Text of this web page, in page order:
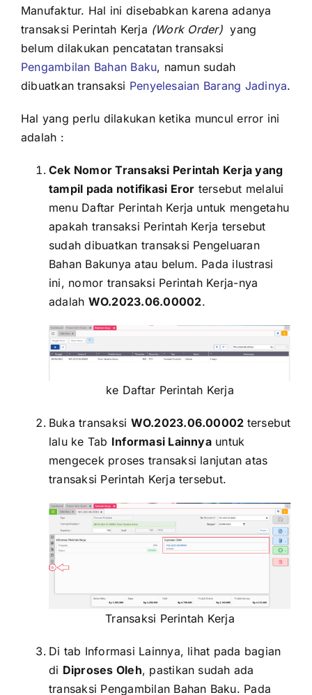
Manufaktur. Hal ini disebabkan karena adanya
transaksi Perintah Kerja (Work Order) yang
belum dilakukan pencatatan transaksi
Pengambilan Bahan Baku, namun sudah
dibuatkan transaksi Penyelesaian Barang Jadinya.
Hal yang perlu dilakukan ketika muncul error ini
adalah :
Cek Nomor Transaksi Perintah Kerja yang
tampil pada notifikasi Eror tersebut melalui
menu Daftar Perintah Kerja untuk mengetahu
apakah transaksi Perintah Kerja tersebut
sudah dibuatkan transaksi Pengeluaran
Bahan Bakunya atau belum. Pada ilustrasi
ini, nomor transaksi Perintah Kerja-nya
adalah WO.2023.06.00002.
ke Daftar Perintah Kerja
Buka transaksi WO.2023.06.00002 tersebut
lalu ke Tab Informasi Lainnyauntuk
mengecek proses transaksi lanjutan atas
transaksi Perintah Kerja tersebut.
Transaksi Perintah Kerja
Di tab Informasi Lainnya, lihat pada bagian
di Diproses Oleh, pastikan sudah ada
transaksi Pengambilan Bahan Baku. Pada